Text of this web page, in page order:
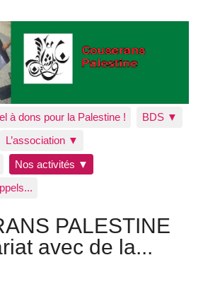
à dons pour la Palestine !
BDS ▼
L’association ▼
Nos activités ▼
PALESTINE
avec de la...